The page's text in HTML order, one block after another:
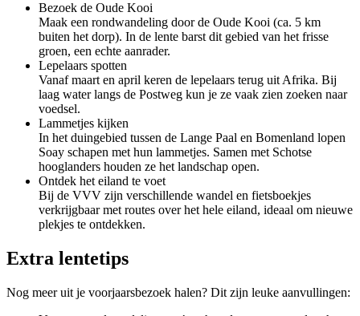
Bezoek de Oude Kooi
Maak een rondwandeling door de Oude Kooi (ca. 5 km
buiten het dorp). In de lente barst dit gebied van het frisse
groen, een echte aanrader.
Lepelaars spotten
Vanaf maart en april keren de lepelaars terug uit Afrika. Bij
laag water langs de Postweg kun je ze vaak zien zoeken naar
voedsel.
Lammetjes kijken
In het duingebied tussen de Lange Paal en Bomenland lopen
Soay schapen met hun lammetjes. Samen met Schotse
hooglanders houden ze het landschap open.
Ontdek het eiland te voet
Bij de VVV zijn verschillende wandel en fietsboekjes
verkrijgbaar met routes over het hele eiland, ideaal om nieuwe
plekjes te ontdekken.
Extra lentetips
Nog meer uit je voorjaarsbezoek halen? Dit zijn leuke aanvullingen: